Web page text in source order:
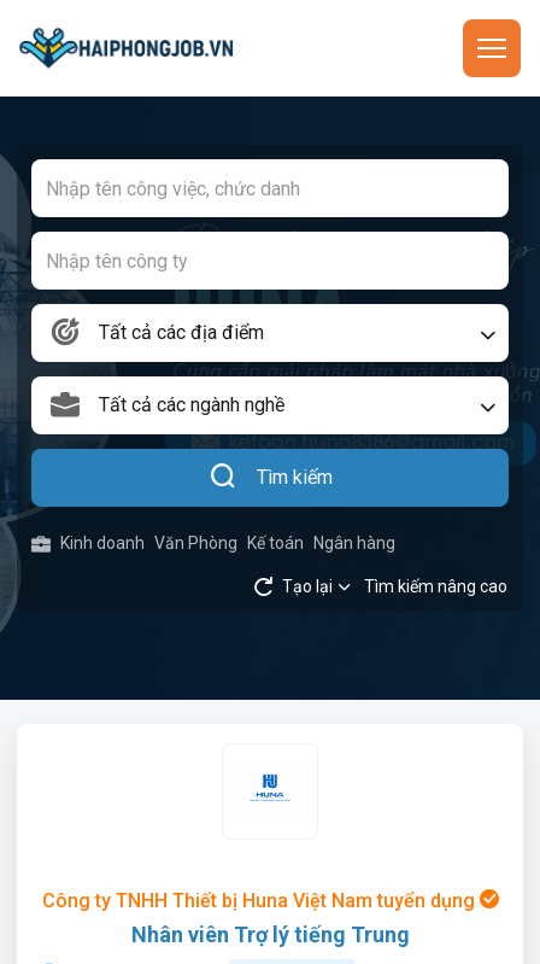
Tất cả các địa điểm
Tất cả các ngành nghề
Tìm kiếm
Kinh doanh Văn Phòng Kế toán Ngân hàng
Tạo lại Tìm kiếm nâng cao
Công ty TNHH Thiết bị Huna Việt Nam tuyển dụng
Nhân viên Trợ lý tiếng Trung